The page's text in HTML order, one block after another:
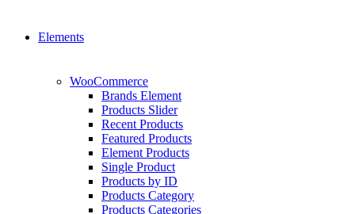
Elements
WooCommerce
Brands Element
Products Slider
Recent Products
Featured Products
Element Products
Single Product
Products by ID
Products Category
Products Categories